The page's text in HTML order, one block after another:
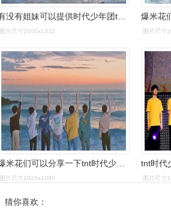
有没有姐妹可以提供时代少年团tnt(含有7人的)超高清电脑壁纸啊?
图片尺寸2000x1332 图片尺寸
爆米花们可以分享一下tnt时代少年团的神仙图片吗
图片尺寸1920x1080 图片尺寸
猜你喜欢：